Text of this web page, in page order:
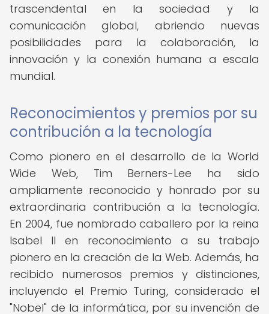
trascendental en la sociedad y la
comunicación global, abriendo nuevas
posibilidades para la colaboración, la
innovación y la conexión humana a escala
mundial.
Reconocimientos y premios por su
contribución a la tecnología
Como pionero en el desarrollo de la World
Wide Web, Tim Berners-Lee ha sido
ampliamente reconocido y honrado por su
extraordinaria contribución a la tecnología.
En 2004, fue nombrado caballero por la reina
Isabel II en reconocimiento a su trabajo
pionero en la creación de la Web. Además, ha
recibido numerosos premios y distinciones,
incluyendo el Premio Turing, considerado el
"Nobel" de la informática, por su invención de